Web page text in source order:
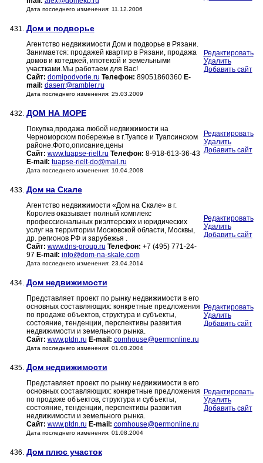
Дата последнего изменения: 11.12.2006
431. Дом и подворье
Агентство недвижимости Дом и подворье в Рязани.
Занимается: продажей квартир в Рязани, продажа
домов и котеджей, ипотекой и земельными
участками.Мы работаем для Вас!
Сайт: domipodvorie.ru Телефон: 89051860360 E-
mail: daserr@rambler.ru
Дата последнего изменения: 25.03.2009
Редактировать
Удалить
Добавить сайт
432. ДОМ НА МОРЕ
Покупка,продажа любой недвижимости на
Черноморском побережье в г.Туапсе и Туапсинском
районе.Фото,описание,цены
Сайт: www.tuapse-rielt.ru Телефон: 8-918-613-36-43
E-mail: tuapse-rielt-do@mail.ru
Дата последнего изменения: 10.04.2008
Редактировать
Удалить
Добавить сайт
433. Дом на Скале
Агентство недвижимости «Дом на Скале» в г.
Королев оказывает полный комплекс
профессиональных риэлтерских и юридических
услуг на территории Московской области, Москвы,
др. регионов РФ и зарубежья .
Сайт: www.dns-group.ru Телефон: +7 (495) 771-24-
97 E-mail: info@dom-na-skale.com
Дата последнего изменения: 23.04.2014
Редактировать
Удалить
Добавить сайт
434. Дом недвижимости
Представляет проект по рынку недвижимости в его
основных составляющих: конкретные предложения
по продаже объектов, структура и субъекты,
состояние, тенденции, перспективы развития
недвижимости и земельного рынка.
Сайт: www.ptdn.ru E-mail: comhouse@permonline.ru
Дата последнего изменения: 01.08.2004
Редактировать
Удалить
Добавить сайт
435. Дом недвижимости
Представляет проект по рынку недвижимости в его
основных составляющих: конкретные предложения
по продаже объектов, структура и субъекты,
состояние, тенденции, перспективы развития
недвижимости и земельного рынка.
Сайт: www.ptdn.ru E-mail: comhouse@permonline.ru
Дата последнего изменения: 01.08.2004
Редактировать
Удалить
Добавить сайт
436. Дом плюс участок